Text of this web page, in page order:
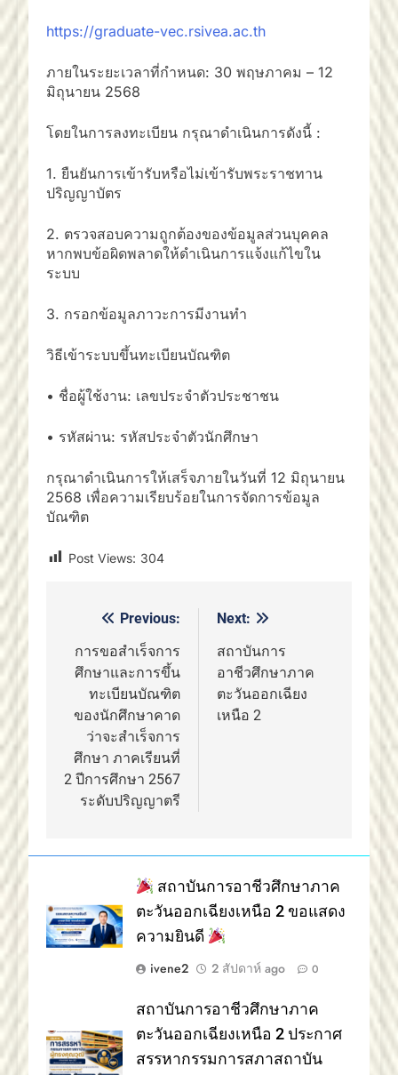
https://graduate-vec.rsivea.ac.th
ภายในระยะเวลาที่กำหนด: 30 พฤษภาคม – 12
มิถุนายน 2568
โดยในการลงทะเบียน กรุณาดำเนินการดังนี้ :
1. ยืนยันการเข้ารับหรือไม่เข้ารับพระราชทาน
ปริญญาบัตร
2. ตรวจสอบความถูกต้องของข้อมูลส่วนบุคคล
หากพบข้อผิดพลาดให้ดำเนินการแจ้งแก้ไขใน
ระบบ
3. กรอกข้อมูลภาวะการมีงานทำ
วิธีเข้าระบบขึ้นทะเบียนบัณฑิต
• ชื่อผู้ใช้งาน: เลขประจำตัวประชาชน
• รหัสผ่าน: รหัสประจำตัวนักศึกษา
กรุณาดำเนินการให้เสร็จภายในวันที่ 12 มิถุนายน
2568 เพื่อความเรียบร้อยในการจัดการข้อมูล
บัณฑิต
Post Views: 304
แนะแนว
เรื่อง
Previous:
การขอสำเร็จการ
ศึกษาและการขึ้น
ทะเบียนบัณฑิต
ของนักศึกษาคาด
ว่าจะสำเร็จการ
ศึกษา ภาคเรียนที่
2 ปีการศึกษา 2567
ระดับปริญญาตรี
Next:
สถาบันการ
อาชีวศึกษาภาค
ตะวันออกเฉียง
เหนือ 2
สถาบันการอาชีวศึกษาภาค
ตะวันออกเฉียงเหนือ 2 ขอแสดง
ความยินดี
ivene2
2 สัปดาห์ ago 0
สถาบันการอาชีวศึกษาภาค
ตะวันออกเฉียงเหนือ 2 ประกาศ
สรรหากรรมการสภาสถาบัน